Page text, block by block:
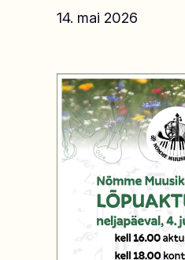
14. mai 2026